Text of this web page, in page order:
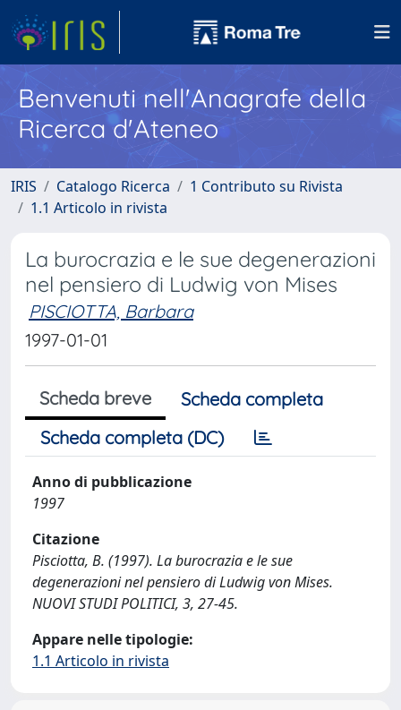
Benvenuti nell'Anagrafe della
Ricerca d'Ateneo
IRIS Catalogo Ricerca
1 Contributo su Rivista
1.1 Articolo in rivista
La burocrazia e le sue degenerazioni
nel pensiero di Ludwig von Mises
PISCIOTTA, Barbara
1997-01-01
Scheda breve
Scheda completa
Scheda completa (DC)
Anno di pubblicazione
1997
Citazione
Pisciotta, B. (1997). La burocrazia e le sue
degenerazioni nel pensiero di Ludwig von Mises.
NUOVI STUDI POLITICI, 3, 27-45.
Appare nelle tipologie:
1.1 Articolo in rivista